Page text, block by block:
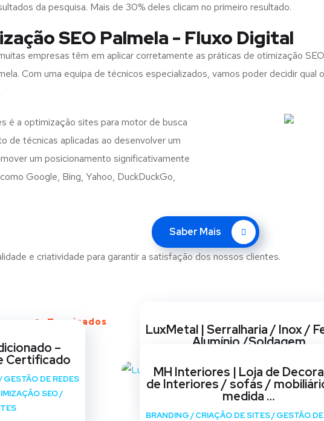
da pesquisa. Mais de 30% deles clicam no primeiro resultado.
SEO Palmela - Fluxo Digital
empresas têm em aplicar corretamente as práticas de otimização
Com uma equipa de técnicos especializados, vamos poder decidir qual
é a optimização sites para motor de busca
de técnicas aplicadas ao desenvolver um
um posicionamento significativamente
Google, Bing, Yahoo, DuckDuckGo,
Saber Mais
e criatividade para garantir a satisfação dos nossos clientes.
Terminados
–
Certificado
GESTÃO DE REDES
SEO/
LuxMetal | Serralharia / Inox /
Alumínio /Soldagem
SOCIAIS/ MARKETING/OPTIMIZAÇÃO
REDESIGN DE SITES
MH Interiores | Loja de
de Interiores / sofás /
medida …
BRANDING /CRIAÇÃO DE SITES/GESTÃO